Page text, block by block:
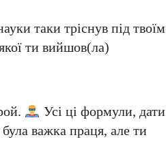
таки тріснув під твоїм
ти вийшов(ла)
Усі ці формули, дати
важка праця, але ти